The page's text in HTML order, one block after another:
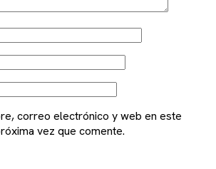
correo electrónico y web en este
vez que comente.